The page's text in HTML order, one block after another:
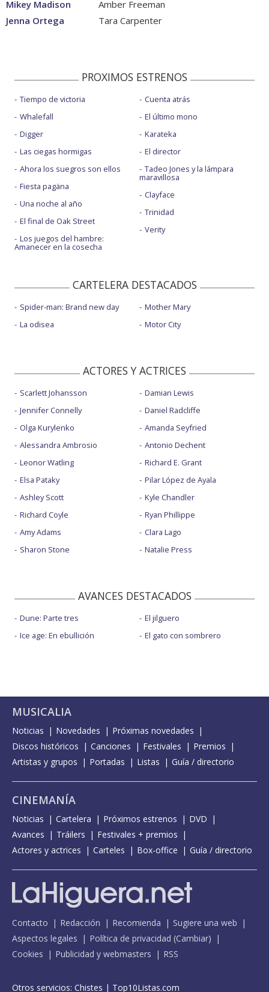
Mikey Madison
Amber Freeman
Jenna Ortega
Tara Carpenter
PROXIMOS ESTRENOS
Tiempo de victoria
Whalefall
Digger
Las ciegas hormigas
Ahora los suegros son ellos
Fiesta pagäna
Una noche al año
El final de Oak Street
Los juegos del hambre:
Amanecer en la cosecha
Cuenta atrás
El último mono
Karateka
El director
Tadeo Jones y la lámpara
maravillosa
Clayface
Trinidad
Verity
CARTELERA DESTACADOS
Spider-man: Brand new day
La odisea
Mother Mary
Motor City
ACTORES Y ACTRICES
Scarlett Johansson
Jennifer Connelly
Olga Kurylenko
Alessandra Ambrosio
Leonor Watling
Elsa Pataky
Ashley Scott
Richard Coyle
Amy Adams
Sharon Stone
Damian Lewis
Daniel Radcliffe
Amanda Seyfried
Antonio Dechent
Richard E. Grant
Pilar López de Ayala
Kyle Chandler
Ryan Phillippe
Clara Lago
Natalie Press
AVANCES DESTACADOS
Dune: Parte tres
Ice age: En ebullición
El jilguero
El gato con sombrero
MUSICALIA
Noticias Novedades
Próximas novedades
Discos históricos
Canciones Festivales
Premios
Artistas y grupos
Portadas Listas Guía / directorio
CINEMANÍA
Noticias Cartelera Próximos estrenos
DVD
Avances
Tráilers
Festivales + premios
Actores y actrices
Carteles Box-office Guía / directorio
Contacto Redacción Recomienda
Sugiere una web
Aspectos legales
Política de privacidad (Cambiar)
Cookies
Publicidad y webmasters RSS
Otros servicios: Chistes | Top10Listas.com